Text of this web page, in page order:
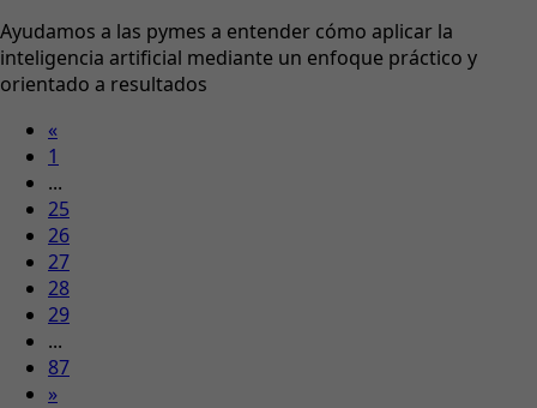
Ayudamos a las pymes a entender cómo aplicar la
inteligencia artificial mediante un enfoque práctico y
orientado a resultados
«
1
...
25
26
27
28
29
...
87
»